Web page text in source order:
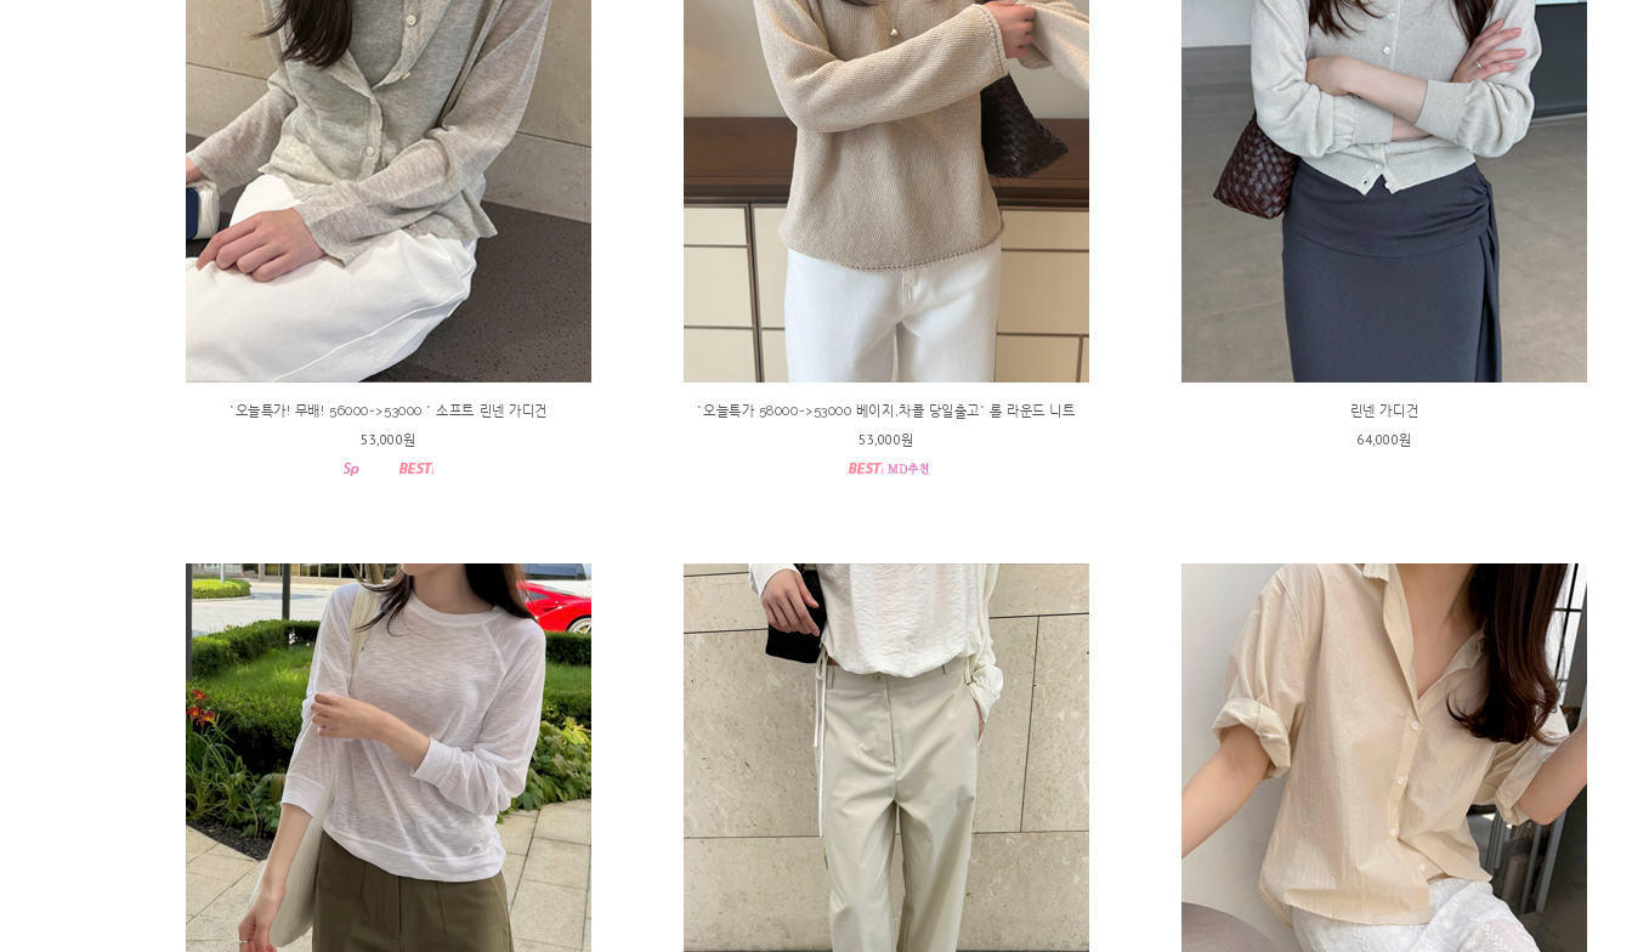
*오늘특가! 무배! 56000->53000 * 소프트 린넨 가디건
53,000원
*오늘특가 58000->53000 베이지,차콜 당일출고* 롤 라운드 니트
53,000원
린넨 가디건
64,000원